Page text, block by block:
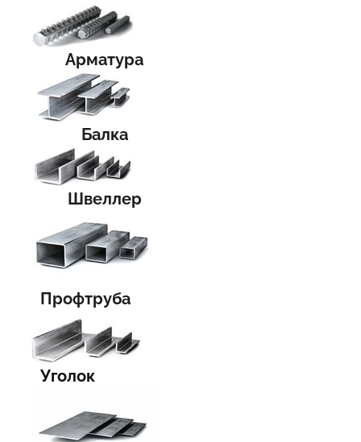
Арматура
Балка
Швеллер
Профтруба
Уголок